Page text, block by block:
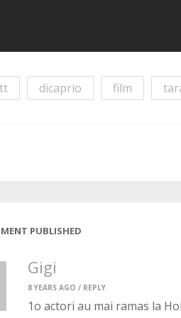
dicaprio film
PUBLISHED
Gigi
8 YEARS AGO / REPLY
1o actori au mai ramas la